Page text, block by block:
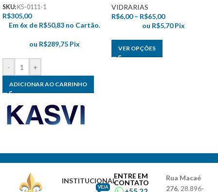
SKU: K5-0111-1
R$305,00
Em 6x de R$50,83 no Cartão.
ou R$289,75 Pix
- +
ADICIONAR AO CARRINHO
VIDRARIAS
R$6,00 – R$65,00
ou R$5,70 Pix
VER OPÇÕES
INSTITUCIONAL
VEJA
ENTRE EM
CONTATO
Rua Macaé
276, 28.896-